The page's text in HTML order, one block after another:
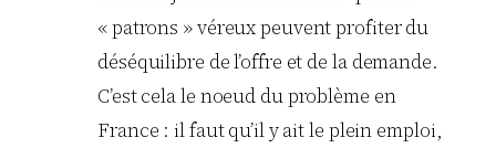
« patrons » véreux peuvent profiter du
déséquilibre de l’offre et de la demande.
C’est cela le noeud du problème en
France : il faut qu’il y ait le plein emploi,